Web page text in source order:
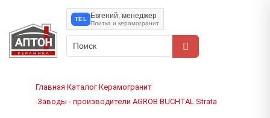
TEL Евгений, менеджер
Плитка и керамогранит
Главная›Каталог›Керамогранит
›Заводы - производители›AGROB BUCHTAL›Strata